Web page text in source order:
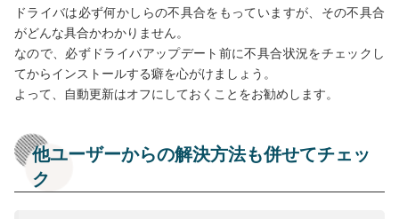
ドライバは必ず何かしらの不具合をもっていますが、その不具合
がどんな具合かわかりません。
なので、必ずドライバアップデート前に不具合状況をチェックし
てからインストールする癖を心がけましょう。
よって、自動更新はオフにしておくことをお勧めします。
他ユーザーからの解決方法も併せてチェッ
ク